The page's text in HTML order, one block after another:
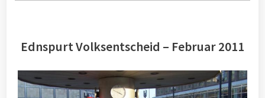
Ednspurt Volksentscheid – Februar 2011